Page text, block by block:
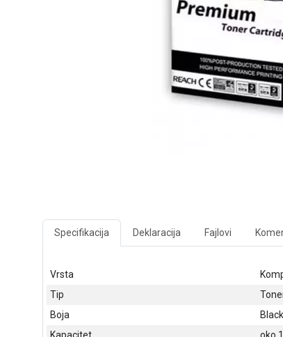
Specifikacija Deklaracija Fajlovi
Vrsta
Tip
Boja
Black